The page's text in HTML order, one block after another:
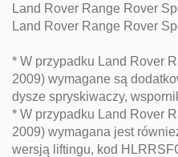
Land Rover Range Rover
Land Rover Range Rover
* W przypadku Land Rover
2009) wymagane są
dysze spryskiwaczy,
* W przypadku Land Rover
2009) wymagana jest
wersją liftingu, kod